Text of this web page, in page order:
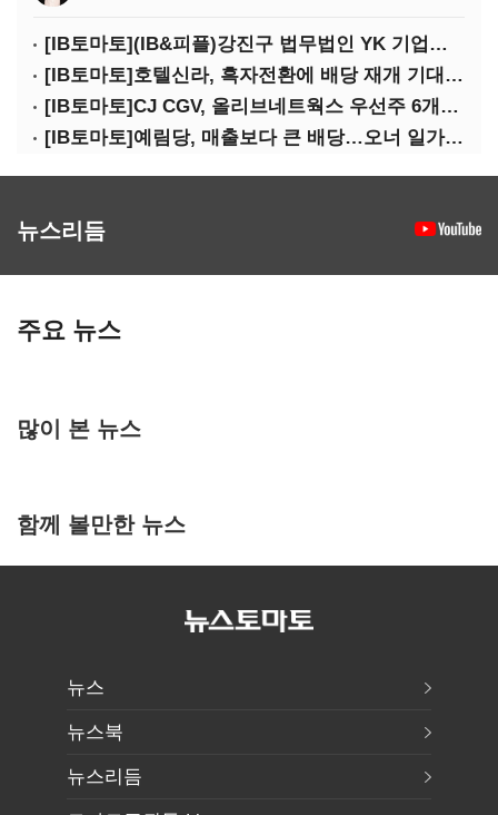
[IB토마토](IB&피플)강진구 법무법인 YK 기업거버넌스센터 센터장
[IB토마토]호텔신라, 흑자전환에 배당 재개 기대감…삼성생명도 웃을까
[IB토마토]CJ CGV, 올리브네트웍스 우선주 6개월 만에 상환…왜?
[IB토마토]예림당, 매출보다 큰 배당…오너 일가에 절반 간다
뉴스리듬
주요 뉴스
많이 본 뉴스
함께 볼만한 뉴스
뉴스
뉴스북
뉴스리듬